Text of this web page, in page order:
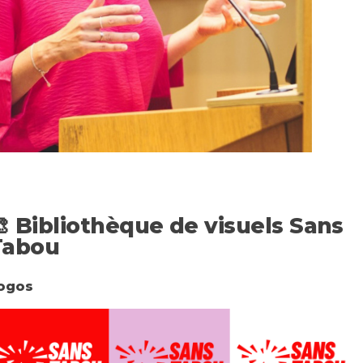
Bibliothèque de visuels Sans